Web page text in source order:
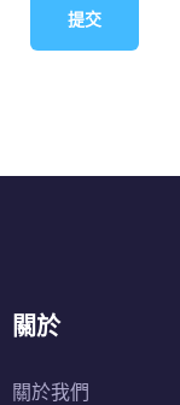
提交
關於
關於我們